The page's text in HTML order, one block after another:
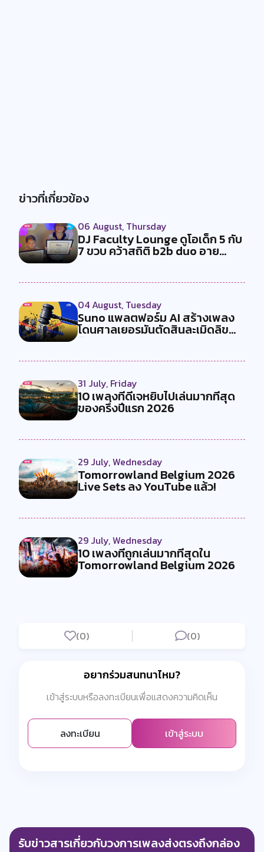
ข่าวที่เกี่ยวข้อง
06 August, Thursday
DJ Faculty Lounge ดูโอเด็ก 5 กับ
7 ขวบ คว้าสถิติ b2b duo อาย...
04 August, Tuesday
Suno แพลตฟอร์ม AI สร้างเพลง
โดนศาลเยอรมันตัดสินละเมิดลิข
31 July, Friday
10 เพลงที่ดีเจหยิบไปเล่นมากที่สุด
ของครึ่งปีแรก 2026
29 July, Wednesday
Tomorrowland Belgium 2026
Live Sets ลง YouTube แล้ว!
29 July, Wednesday
10 เพลงที่ถูกเล่นมากที่สุดใน
Tomorrowland Belgium 2026
(0) (0)
อยากร่วมสนทนาไหม?
เข้าสู่ระบบหรือลงทะเบียนเพื่อแสดงความคิดเห็น
ลงทะเบียน เข้าสู่ระบบ
รับข่าวสารเกี่ยวกับวงการเพลงส่งตรงถึงกล่อง